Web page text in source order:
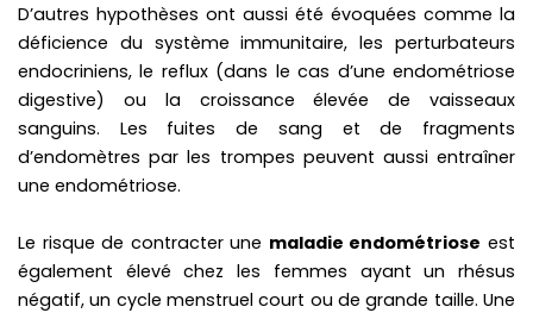
D’autres hypothèses ont aussi été évoquées comme la
déficience du système immunitaire, les perturbateurs
endocriniens, le reflux (dans le cas d’une endométriose
digestive) ou la croissance élevée de vaisseaux
sanguins. Les fuites de sang et de fragments
d’endomètres par les trompes peuvent aussi entraîner
une endométriose.
Le risque de contracter une maladie endométriose est
également élevé chez les femmes ayant un rhésus
négatif, un cycle menstruel court ou de grande taille. Une